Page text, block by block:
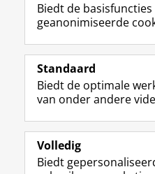
Volg de RUG
Studiekiezers
Alumni
Over ons
Biedt de
geanonimiseerde
Standaard
Biedt de optimale
van onder andere
Volledig
Biedt